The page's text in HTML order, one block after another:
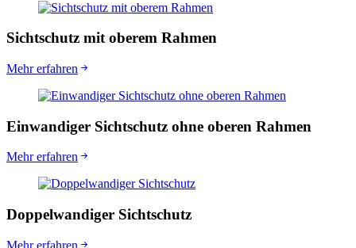
Sichtschutz mit oberem Rahmen
Mehr erfahren
Einwandiger Sichtschutz ohne oberen Rahmen
Mehr erfahren
Doppelwandiger Sichtschutz
Mehr erfahren